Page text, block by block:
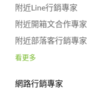
附近Line行銷專家
附近開箱文合作專家
附近部落客行銷專家
看更多
網路行銷專家